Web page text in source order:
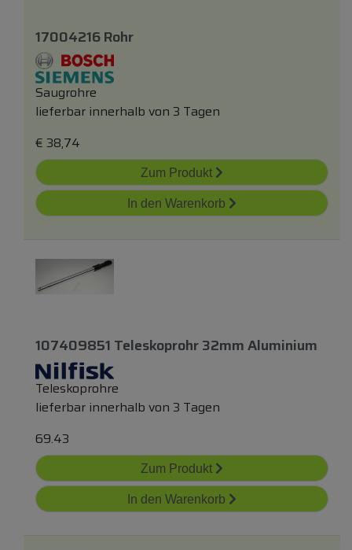
17004216 Rohr
Saugrohre
lieferbar innerhalb von 3 Tagen
€ 38,74
Zum Produkt
In den Warenkorb
107409851 Teleskoprohr 32mm Aluminium
Teleskoprohre
lieferbar innerhalb von 3 Tagen
69.43
Zum Produkt
In den Warenkorb